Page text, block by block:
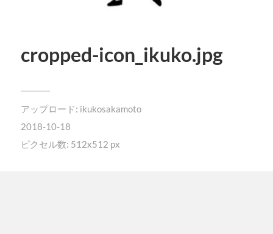
cropped-icon_ikuko.jpg
アップロード: ikukosakamoto
2018-10-18
ピクセル数: 512x512 px